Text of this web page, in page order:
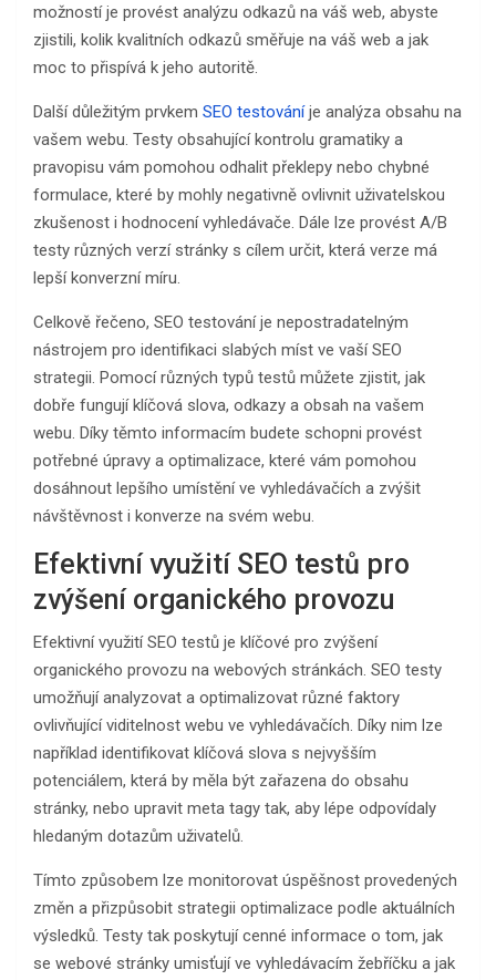
možností je provést analýzu odkazů na váš web, abyste
zjistili, kolik kvalitních odkazů směřuje na váš web a jak
moc to přispívá k jeho autoritě.
Další důležitým prvkem SEO testováníje analýza obsahu na
vašem webu. Testy obsahující kontrolu gramatiky a
pravopisu vám pomohou odhalit překlepy nebo chybné
formulace, které by mohly negativně ovlivnit uživatelskou
zkušenost i hodnocení vyhledávače. Dále lze provést A/B
testy různých verzí stránky s cílem určit, která verze má
lepší konverzní míru.
Celkově řečeno, SEO testování je nepostradatelným
nástrojem pro identifikaci slabých míst ve vaší SEO
strategii. Pomocí různých typů testů můžete zjistit, jak
dobře fungují klíčová slova, odkazy a obsah na vašem
webu. Díky těmto informacím budete schopni provést
potřebné úpravy a optimalizace, které vám pomohou
dosáhnout lepšího umístění ve vyhledávačích a zvýšit
návštěvnost i konverze na svém webu.
Efektivní využití SEO testů pro
zvýšení organického provozu
Efektivní využití SEO testů je klíčové pro zvýšení
organického provozu na webových stránkách. SEO testy
umožňují analyzovat a optimalizovat různé faktory
ovlivňující viditelnost webu ve vyhledávačích. Díky nim lze
například identifikovat klíčová slova s nejvyšším
potenciálem, která by měla být zařazena do obsahu
stránky, nebo upravit meta tagy tak, aby lépe odpovídaly
hledaným dotazům uživatelů.
Tímto způsobem lze monitorovat úspěšnost provedených
změn a přizpůsobit strategii optimalizace podle aktuálních
výsledků. Testy tak poskytují cenné informace o tom, jak
se webové stránky umisťují ve vyhledávacím žebříčku a jak